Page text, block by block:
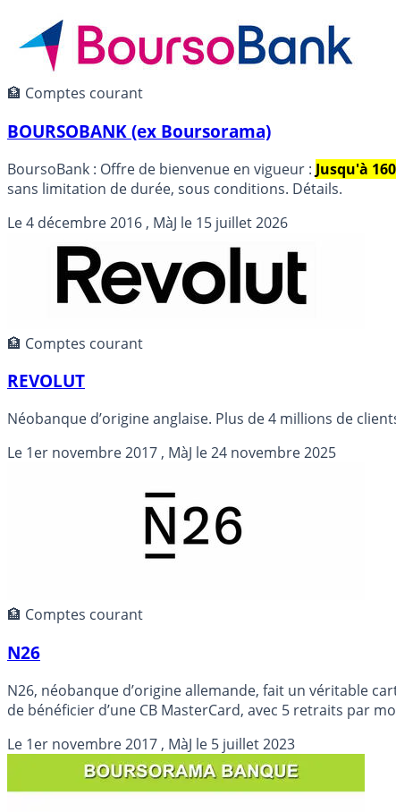
🏦 Comptes courant
BOURSOBANK (ex Boursorama)
BoursoBank : Offre de bienvenue en vigueur : Jusqu'à
sans limitation de durée, sous conditions. Détails.
Le4 décembre 2016 , MàJ le 15 juillet 2026
🏦 Comptes courant
REVOLUT
Néobanque d’origine anglaise. Plus de 4 millions de
Le 1er novembre 2017 , MàJ le24 novembre 2025
🏦 Comptes courant
N26
N26, néobanque d’origine allemande, fait un véritable
de bénéficier d’une CB MasterCard, avec 5 retraits par
Le 1er novembre 2017 , MàJ le 5 juillet 2023